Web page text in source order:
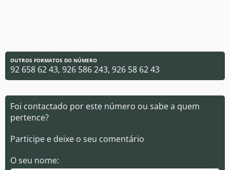
OUTROS FORMATOS DO NÚMERO
92 658 62 43, 926 586 243, 926 58 62 43
Foi contactado por este número ou sabe a quem
pertence?
Participe e deixe o seu comentário
O seu nome: